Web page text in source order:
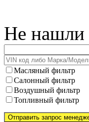
Не нашли
Масляный фильтр
Салонный фильтр
Воздушный фильтр
Топливный фильтр